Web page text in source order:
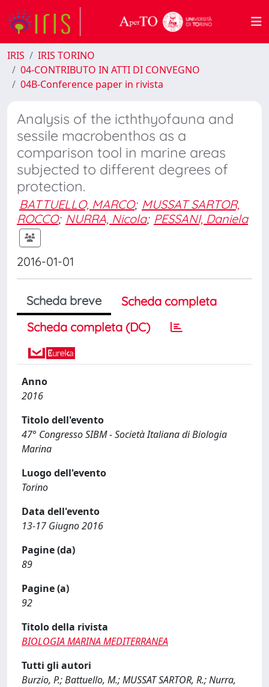
IRIS
IRIS TORINO
04-CONTRIBUTO IN ATTI DI CONVEGNO
04B-Conference paper in rivista
Analysis of the icththyofauna and
sessile macrobenthos as a
comparison tool in marine areas
subjected to different degrees of
protection.
BATTUELLO, MARCO; MUSSAT SARTOR,
ROCCO; NURRA, Nicola; PESSANI, Daniela
2016-01-01
Scheda breve
Scheda completa
Scheda completa (DC)
Anno
2016
Titolo dell'evento
47° Congresso SIBM - Società Italiana di Biologia
Marina
Luogo dell'evento
Torino
Data dell'evento
13-17 Giugno 2016
Pagine (da)
89
Pagine (a)
92
Titolo della rivista
BIOLOGIA MARINA MEDITERRANEA
Tutti gli autori
Burzio, P.; Battuello, M.; MUSSAT SARTOR, R.; Nurra,